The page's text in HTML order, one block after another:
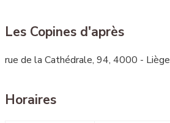
Les Copines d'après
rue de la Cathédrale, 94, 4000 - Liège
Horaires